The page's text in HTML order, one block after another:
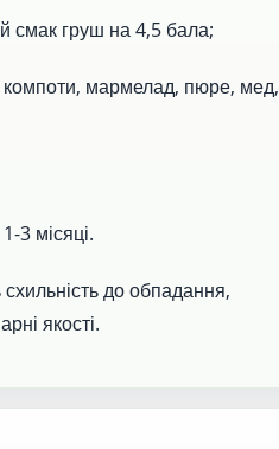
смак груш на 4,5 бала;
компоти, мармелад, пюре, мед,
3 місяці.
до обпадання,
якості.